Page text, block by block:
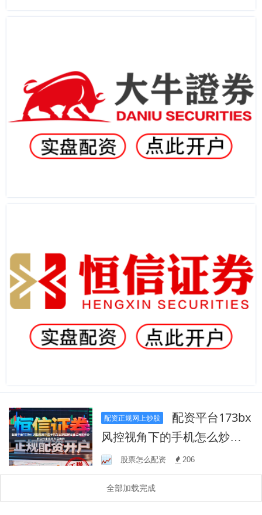
配资正规网上炒股
风控视角下的手机怎么炒股
保证金占用效率分析以约束
优先为导向的
股票怎么配资 206
全部加载完成